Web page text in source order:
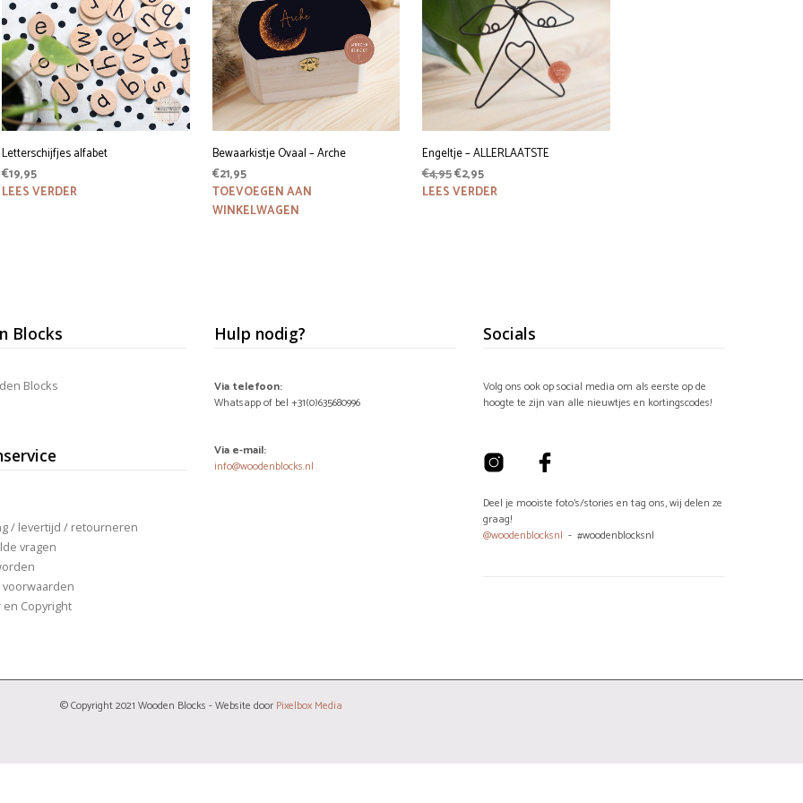
Letterschijfjes alfabet
€19,95
LEES VERDER
Bewaarkistje Ovaal – Arche
€21,95
TOEVOEGEN AAN
WINKELWAGEN
Engeltje – ALLERLAATSTE
€4,95Oorspronkelijke
prijs
€2,95Huidige
prijs
LEES VERDER
Blocks
Blocks
/ levertijd / retourneren
vragen
en Copyright
Hulp nodig?
Via telefoon:
Whatsapp of bel +31(0)635680996
Via e-mail:
info@woodenblocks.nl
Socials
Volg ons ook op social media om als eerste op de
hoogte te zijn van alle nieuwtjes en kortingscodes!
Deel je mooiste foto's/stories en tag ons, wij delen ze
graag!
@woodenblocksnl - #woodenblocksnl
© Copyright 2021 Wooden Blocks - Website door Pixelbox Media